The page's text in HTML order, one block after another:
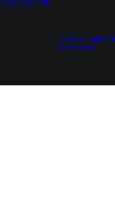
CALENDÁRIO TGR
Sobre o Teatro
de Resende